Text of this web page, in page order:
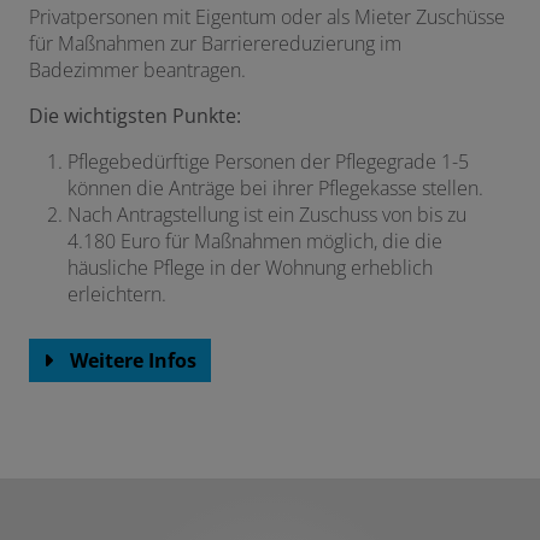
Privatpersonen mit Eigentum oder als Mieter Zuschüsse
für Maßnahmen zur Barrierereduzierung im
Badezimmer beantragen.
Die wichtigsten Punkte:
Pflegebedürftige Personen der Pflegegrade 1-5
können die Anträge bei ihrer Pflegekasse stellen.
Nach Antragstellung ist ein Zuschuss von bis zu
4.180 Euro für Maßnahmen möglich, die die
häusliche Pflege in der Wohnung erheblich
erleichtern.
Weitere Infos